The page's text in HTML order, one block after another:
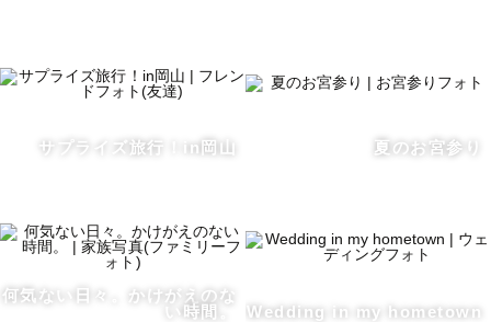
サプライズ旅行！in岡山 夏のお宮参り
何気ない日々。かけがえのな
い時間。
Wedding in my hometown